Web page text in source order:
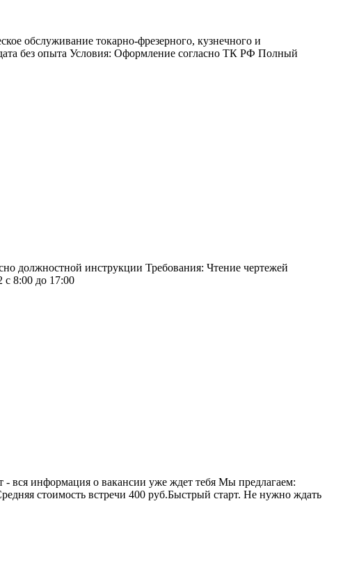
обслуживание токарно-фрезерного, кузнечного и
без опыта Условия: Оформление согласно ТК РФ Полный
должностной инструкции Требования: Чтение чертежей
8:00 до 17:00
вся информация о вакансии уже ждет тебя Мы предлагаем:
стоимость встречи 400 руб.Быстрый старт. Не нужно ждать